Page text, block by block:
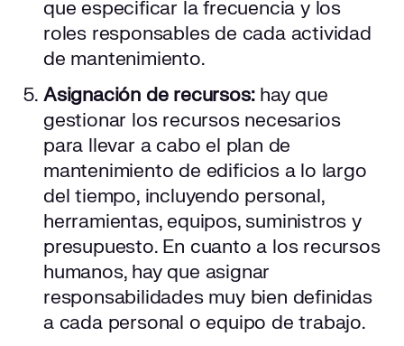
que especificar la frecuencia y los
roles responsables de cada actividad
de mantenimiento.
Asignación de recursos: hay que
gestionar los recursos necesarios
para llevar a cabo el plan de
mantenimiento de edificios a lo largo
del tiempo, incluyendo personal,
herramientas, equipos, suministros y
presupuesto. En cuanto a los recursos
humanos, hay que asignar
responsabilidades muy bien definidas
a cada personal o equipo de trabajo.